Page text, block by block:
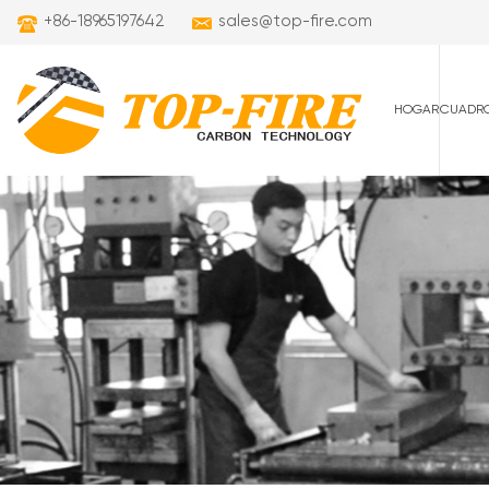
+86-18965197642 sales@top-fire.com
HOGAR